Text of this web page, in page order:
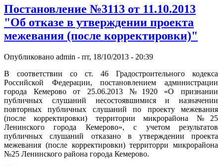
Постановление №3113 от 11.10.2013
"Об отказе в утверждении проекта
межевания (после корректировки)"
Опубликовано admin - пт, 18/10/2013 - 20:39
В соответствии со ст. 46 Градостроительного кодекса
Российской Федерации, постановлением администрации
города Кемерово от 25.06.2013 №1920 «О признании
публичных слушаний несостоявшимися и назначении
повторных публичных слушаний по проекту межевания
(после корректировки) территории микрорайона №25
Ленинского города Кемерово», с учетом результатов
публичных слушаний отказано в утверждении проекта
межевания (после корректировки) территорри микрорайона
№25 Ленинского района города Кемерово.